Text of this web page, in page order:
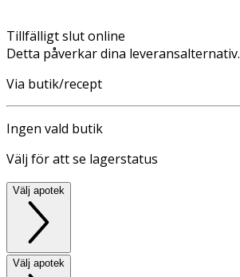
Tillfälligt slut online
Detta påverkar dina leveransalternativ.
Via butik/recept
Ingen vald butik
Välj för att se lagerstatus
Välj apotek
Välj apotek